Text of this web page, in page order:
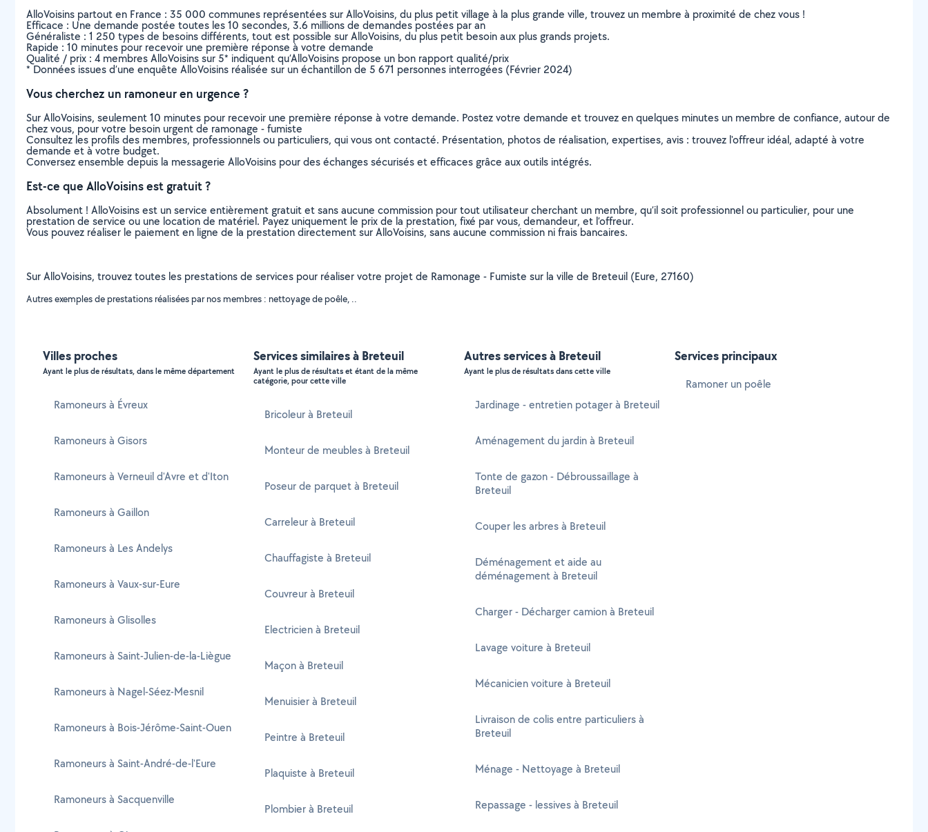
AlloVoisins partout en France : 35 000 communes représentées sur AlloVoisins, du plus petit village à la plus grande ville, trouvez un membre à proximité de chez vous !
Efficace : Une demande postée toutes les 10 secondes, 3.6 millions de demandes postées par an
Généraliste : 1 250 types de besoins différents, tout est possible sur AlloVoisins, du plus petit besoin aux plus grands projets.
Rapide : 10 minutes pour recevoir une première réponse à votre demande
Qualité / prix : 4 membres AlloVoisins sur 5* indiquent qu’AlloVoisins propose un bon rapport qualité/prix
* Données issues d’une enquête AlloVoisins réalisée sur un échantillon de 5 671 personnes interrogées (Février 2024)
Vous cherchez un ramoneur en urgence ?
Sur AlloVoisins, seulement 10 minutes pour recevoir une première réponse à votre demande. Postez votre demande et trouvez en quelques minutes un membre de confiance, autour de
chez vous, pour votre besoin urgent de ramonage - fumiste
Consultez les profils des membres, professionnels ou particuliers, qui vous ont contacté. Présentation, photos de réalisation, expertises, avis : trouvez l'offreur idéal, adapté à votre
demande et à votre budget.
Conversez ensemble depuis la messagerie AlloVoisins pour des échanges sécurisés et efficaces grâce aux outils intégrés.
Est-ce que AlloVoisins est gratuit ?
Absolument ! AlloVoisins est un service entièrement gratuit et sans aucune commission pour tout utilisateur cherchant un membre, qu’il soit professionnel ou particulier, pour une
prestation de service ou une location de matériel. Payez uniquement le prix de la prestation, fixé par vous, demandeur, et l’offreur.
Vous pouvez réaliser le paiement en ligne de la prestation directement sur AlloVoisins, sans aucune commission ni frais bancaires.
Sur AlloVoisins, trouvez toutes les prestations de services pour réaliser votre projet de Ramonage - Fumiste sur la ville de Breteuil (Eure, 27160)
Autres exemples de prestations réalisées par nos membres : nettoyage de poêle, ..
Villes proches
Ayant le plus de résultats, dans le même département
Ramoneurs à Évreux
Ramoneurs à Gisors
Ramoneurs à Verneuil d'Avre et d'Iton
Ramoneurs à Gaillon
Ramoneurs à Les Andelys
Ramoneurs à Vaux-sur-Eure
Ramoneurs à Glisolles
Ramoneurs à Saint-Julien-de-la-Liègue
Ramoneurs à Nagel-Séez-Mesnil
Ramoneurs à Bois-Jérôme-Saint-Ouen
Ramoneurs à Saint-André-de-l'Eure
Ramoneurs à Sacquenville
Services similaires à Breteuil
Ayant le plus de résultats et étant de la même
catégorie, pour cette ville
Bricoleur à Breteuil
Monteur de meubles à Breteuil
Poseur de parquet à Breteuil
Carreleur à Breteuil
Chauffagiste à Breteuil
Couvreur à Breteuil
Electricien à Breteuil
Maçon à Breteuil
Menuisier à Breteuil
Peintre à Breteuil
Plaquiste à Breteuil
Plombier à Breteuil
Autres services à Breteuil
Ayant le plus de résultats dans cette ville
Jardinage - entretien potager à Breteuil
Aménagement du jardin à Breteuil
Tonte de gazon - Débroussaillage à
Breteuil
Couper les arbres à Breteuil
Déménagement et aide au
déménagement à Breteuil
Charger - Décharger camion à Breteuil
Lavage voiture à Breteuil
Mécanicien voiture à Breteuil
Livraison de colis entre particuliers à
Breteuil
Ménage - Nettoyage à Breteuil
Repassage - lessives à Breteuil
Services principaux
Ramoner un poêle